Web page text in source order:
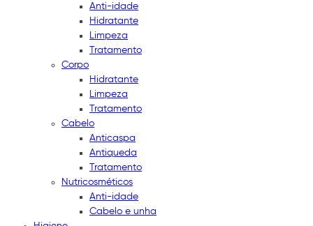
Anti-idade
Hidratante
Limpeza
Tratamento
Corpo
Hidratante
Limpeza
Tratamento
Cabelo
Anticaspa
Antiqueda
Tratamento
Nutricosméticos
Anti-idade
Cabelo e unha